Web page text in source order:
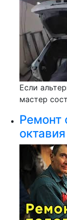
Если
мастер
Ремонт
октавия